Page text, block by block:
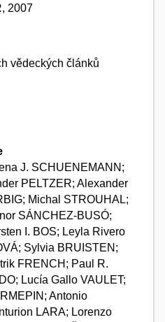
2007
vědeckých článků
J. SCHUENEMANN;
PELTZER; Alexander
Michal STROUHAL;
SÁNCHEZ-BUSÓ;
I. BOS; Leyla Rivero
Sylvia BRUISTEN;
FRENCH; Paul R.
Lucía Gallo VAULET;
Antonio
LARA; Lorenzo